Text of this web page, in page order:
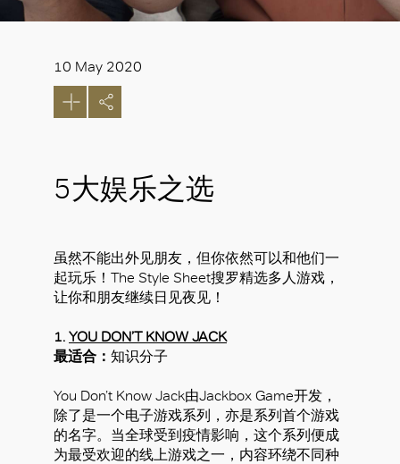
10 May 2020
5大娱乐之选
虽然不能出外见朋友，但你依然可以和他们一
起玩乐！The Style Sheet搜罗精选多人游戏，
让你和朋友继续日见夜见！
1. YOU DON’T KNOW JACK
最适合： 知识分子
You Don’t Know Jack由Jackbox Game开发，
除了是一个电子游戏系列，亦是系列首个游戏
的名字。当全球受到疫情影响，这个系列便成
为最受欢迎的线上游戏之一，内容环绕不同种